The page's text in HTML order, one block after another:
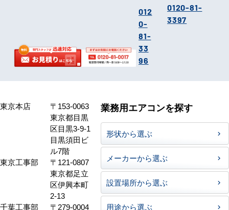
012
0-
81-
33
96
0120-81-
3397
東京本店
〒153-0063
東京都目黒
区目黒3-9-1
目黒須田ビ
ル7階
東京工事部
〒121-0807
東京都足立
区伊興本町
2-13
千葉工事部
〒279-0004
業務用エアコンを探す
形状から選ぶ
メーカーから選ぶ
設置場所から選ぶ
用途から選ぶ